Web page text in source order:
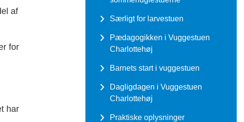
af
for
har
Særligt for larvestuen
Pædagogikken i Vuggestuen
Charlottehøj
Barnets start i vuggestuen
Dagligdagen i Vuggestuen
Charlottehøj
Praktiske oplysninger